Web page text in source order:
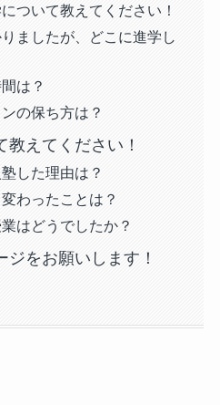
ついて教えてください！
ましたが、どこに進学し
は？
の保ち方は？
えてください！
した理由は？
わったことは？
はどうでしたか？
ジをお願いします！